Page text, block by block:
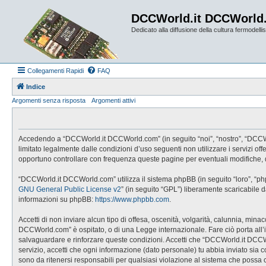
DCCWorld.it
Dedicato alla diffusione della cultura
Collegamenti Rapidi FAQ
Indice
Argomenti senza risposta
Argomenti attivi
Accedendo a “DCCWorld.it DCCWorld.com” (in seguito “noi”, “nostro”,
limitato legalmente dalle condizioni d’uso seguenti non utilizzare i servizi
opportuno controllare con frequenza queste pagine per eventuali
“DCCWorld.it DCCWorld.com” utilizza il sistema phpBB (in seguito “loro”,
GNU General Public License v2” (in seguito “GPL”) liberamente scaricabile
informazioni su phpBB: https://www.phpbb.com.
Accetti di non inviare alcun tipo di offesa, oscenità, volgarità, calunnia,
DCCWorld.com” è ospitato, o di una Legge internazionale. Fare ciò porta
salvaguardare e rinforzare queste condizioni. Accetti che “DCCWorld.it
servizio, accetti che ogni informazione (dato personale) tu abbia inviato sia
sono da ritenersi responsabili per qualsiasi violazione al sistema che possa